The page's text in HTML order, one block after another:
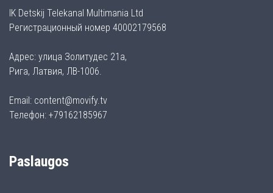
IK Detskij Telekanal Multimania Ltd
Регистрационный номер 40002179568
Адрес: улица Золитудес 21а,
Рига, Латвия, ЛВ-1006.
Email: content@movify.tv
Телефон: +79162185967
Paslaugos